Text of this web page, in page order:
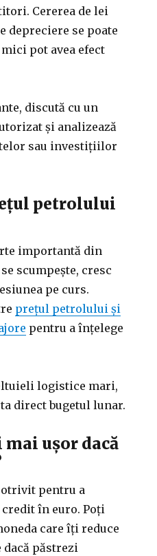
Cererea de lei
depreciere se poate
pot avea efect
discută cu un
și analizează
sau investițiilor
petrolului
importantă din
scumpește, cresc
pe curs.
prețul petrolului și
pentru a înțelege
logistice mari,
direct bugetul lunar.
mai ușor dacă
pentru a
în euro. Poți
care îți reduce
dacă păstrezi